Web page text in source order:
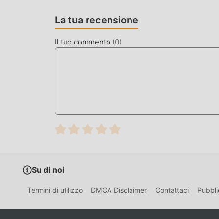
SCARICA ORA
Basta fare clic sul pulsante di download per
gratuita TheFall nel pacchetto di installazione
La tua recensione
Il tuo commento (0)
Su di noi
Termini di utilizzo DMCA Disclaimer Contattaci